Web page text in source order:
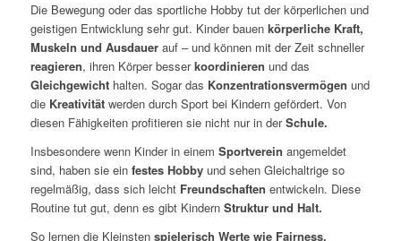
Die Bewegung oder das sportliche Hobby tut der körperlichen und
geistigen Entwicklung sehr gut. Kinder bauen körperliche Kraft,
Muskeln und Ausdauerauf – und können mit der Zeit schneller
reagieren, ihren Körper besserkoordinieren und das
Gleichgewichthalten. Sogar das Konzentrationsvermögen und
die Kreativitätwerden durch Sport bei Kindern gefördert. Von
diesen Fähigkeiten profitieren sie nicht nur in derSchule.
Insbesondere wenn Kinder in einem Sportverein angemeldet
sind, haben sie ein festes Hobby und sehen Gleichaltrige so
regelmäßig, dass sich leicht Freundschaften entwickeln. Diese
Routine tut gut, denn es gibt Kindern Struktur und Halt.
So lernen die Kleinsten spielerisch Werte wie Fairness,